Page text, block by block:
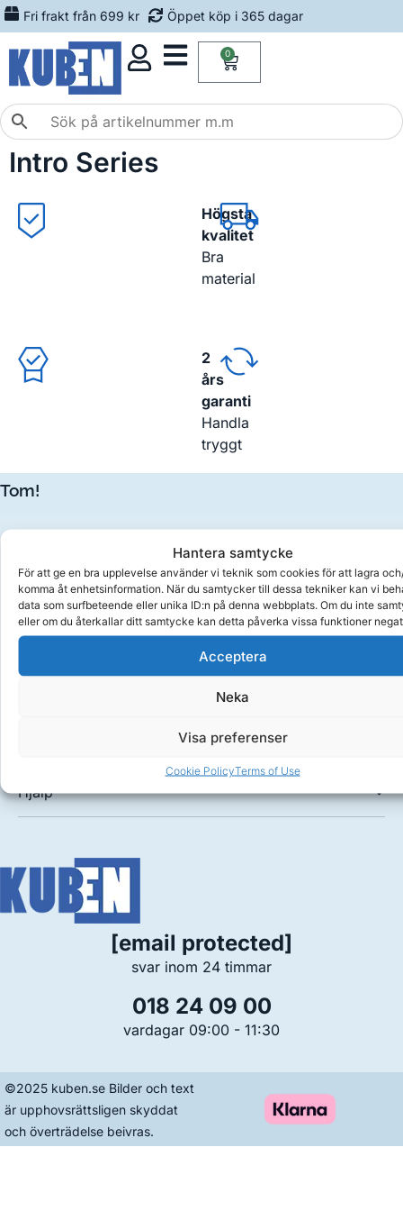
Hantera samtycke
För att ge en bra upplevelse använder vi teknik som cookies för att lagra
komma åt enhetsinformation. När du samtycker till dessa tekniker kan vi
data som surfbeteende eller unika ID:n på denna webbplats. Om du inte
eller om du återkallar ditt samtycke kan detta påverka vissa funktioner
Acceptera
Neka
Visa preferenser
Cookie PolicyTerms of Use
Fri frakt från 699 kr Öppet köp i 365 dagar
0
Intro Series
Högsta
kvalitet
Bra
material
2
års
garanti
Handla
tryggt
Tom!
Spalock
Spakemi
Hjälp
018 24 09 00
vardagar 09:00 - 11:30
[email protected]
svar inom 24 timmar
©2025 kuben.se Bilder och text
är upphovsrättsligen skyddat
och överträdelse beivras.